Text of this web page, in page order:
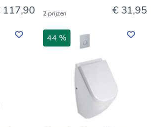
117,90 2 prijzen € 31,95
44 %